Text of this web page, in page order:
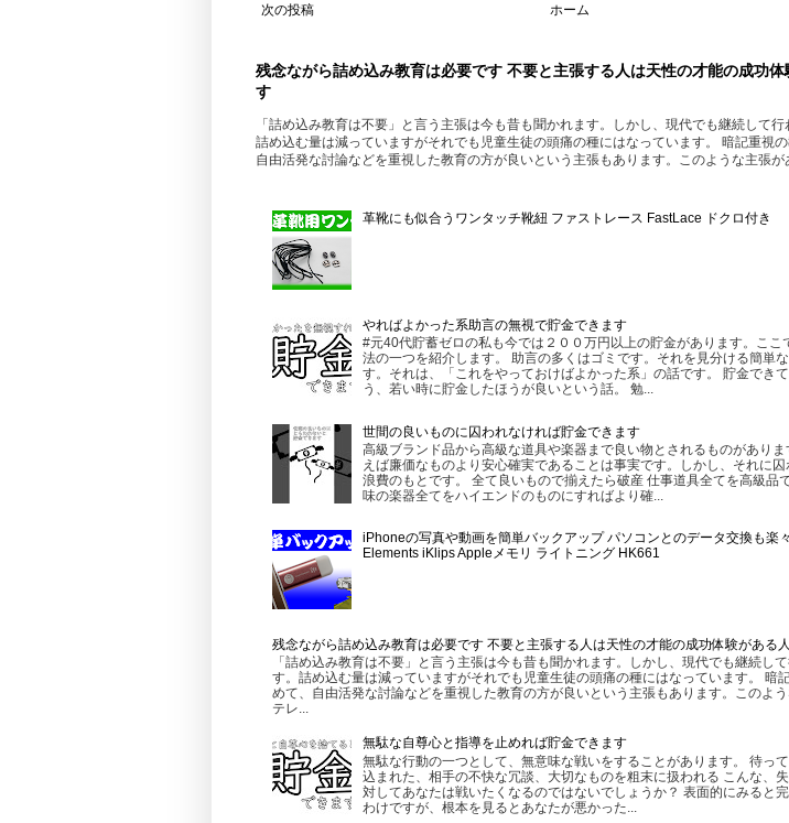
次の投稿 ホーム
残念ながら詰め込み教育は必要です 不要と主張する人は天性の才能の成功
す
「詰め込み教育は不要」と言う主張は今も昔も聞かれます。しかし、現代でも継続して行
詰め込む量は減っていますがそれでも児童生徒の頭痛の種にはなっています。 暗記重視の
自由活発な討論などを重視した教育の方が良いという主張もあります。このような主張が
革靴にも似合うワンタッチ靴紐 ファストレース FastLace ドクロ付き
やればよかった系助言の無視で貯金できます
#元40代貯蓄ゼロの私も今では２００万円以上の貯金があります。ここ
法の一つを紹介します。 助言の多くはゴミです。それを見分ける簡単
す。それは、「これをやっておけばよかった系」の話です。 貯金でき
う、若い時に貯金したほうが良いという話。 勉...
世間の良いものに囚われなければ貯金できます
高級ブランド品から高級な道具や楽器まで良い物とされるものがあり
えば廉価なものより安心確実であることは事実です。しかし、それに
浪費のもとです。 全て良いもので揃えたら破産 仕事道具全てを高級品
味の楽器全てをハイエンドのものにすればより確...
iPhoneの写真や動画を簡単バックアップ パソコンとのデータ交換も楽
Elements iKlips Appleメモリ ライトニング HK661
残念ながら詰め込み教育は必要です 不要と主張する人は天性の才能の成功体験がある
「詰め込み教育は不要」と言う主張は今も昔も聞かれます。しかし、現代でも継続し
す。詰め込む量は減っていますがそれでも児童生徒の頭痛の種にはなっています。 暗
めて、自由活発な討論などを重視した教育の方が良いという主張もあります。このよ
テレ...
無駄な自尊心と指導を止めれば貯金できます
無駄な行動の一つとして、無意味な戦いをすることがあります。 待っ
込まれた、相手の不快な冗談、大切なものを粗末に扱われる こんな、
対してあなたは戦いたくなるのではないでしょうか？ 表面的にみると
わけですが、根本を見るとあなたが悪かった...